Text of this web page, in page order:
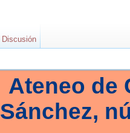
Ateneo de
Sánchez,
Discusión